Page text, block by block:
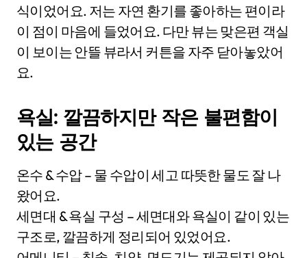
식이었어요. 저는 자연 환기를 좋아하는 편이라
이 점이 마음에 들었어요. 다만 뷰는 맞은편 객실
이 보이는 안뜰 뷰라서 커튼을 자주 닫아놓았어
요.
욕실: 깔끔하지만 작은 불편함이
있는 공간
온수 & 수압 – 물 수압이 세고 따뜻한 물도 잘 나
왔어요.
세면대 & 욕실 구성 – 세면대와 욕실이 같이 있는
구조로, 깔끔하게 정리되어 있었어요.